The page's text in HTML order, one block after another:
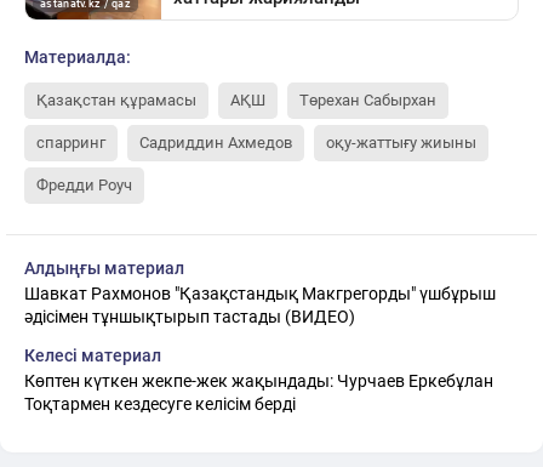
Материалда:
Қазақстан құрамасы АҚШ Төрехан Сабырхан
спарринг Садриддин Ахмедов оқу-жаттығу жиыны
Фредди Роуч
Алдыңғы материал
Шавкат Рахмонов "Қазақстандық Макгрегорды" үшбұрыш
әдісімен тұншықтырып тастады (ВИДЕО)
Келесі материал
Көптен күткен жекпе-жек жақындады: Чурчаев Еркебұлан
Тоқтармен кездесуге келісім берді